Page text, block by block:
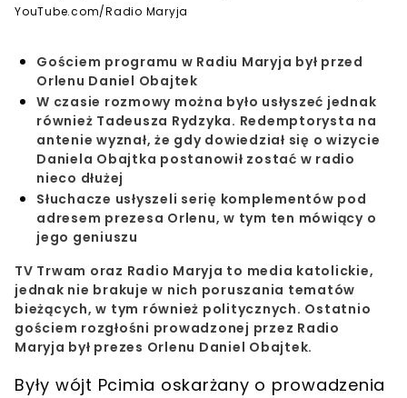
YouTube.com/Radio Maryja
Gościem programu w Radiu Maryja był przed
Orlenu Daniel Obajtek
W czasie rozmowy można było usłyszeć jednak
również Tadeusza Rydzyka. Redemptorysta na
antenie wyznał, że gdy dowiedział się o wizycie
Daniela Obajtka postanowił zostać w radio
nieco dłużej
Słuchacze usłyszeli serię komplementów pod
adresem prezesa Orlenu, w tym ten mówiący o
jego geniuszu
TV Trwam oraz Radio Maryja to media katolickie,
jednak nie brakuje w nich poruszania tematów
bieżących, w tym również politycznych. Ostatnio
gościem rozgłośni prowadzonej przez Radio
Maryja był prezes Orlenu Daniel Obajtek.
Były wójt Pcimia oskarżany o prowadzenia